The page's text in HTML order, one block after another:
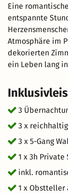
Eine
entspannte
Atmosphäre im
dekorierten
ein Leben lang
3
3 x
3 x 5-Gang
1 x 3h Private
inkl.
1 x Obstteller